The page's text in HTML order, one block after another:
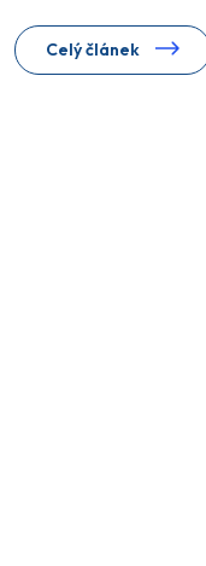
Celý článek